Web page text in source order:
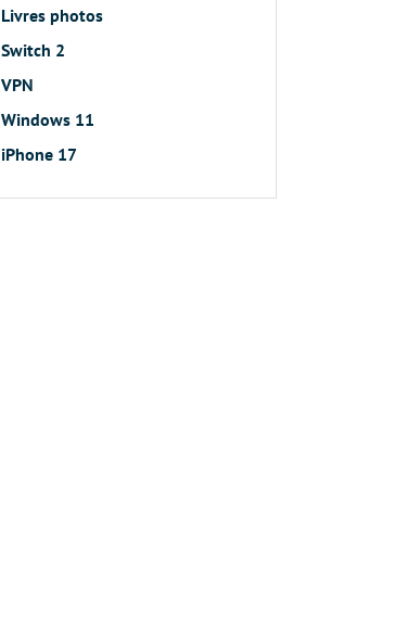
Livres photos
Switch 2
VPN
Windows 11
iPhone 17